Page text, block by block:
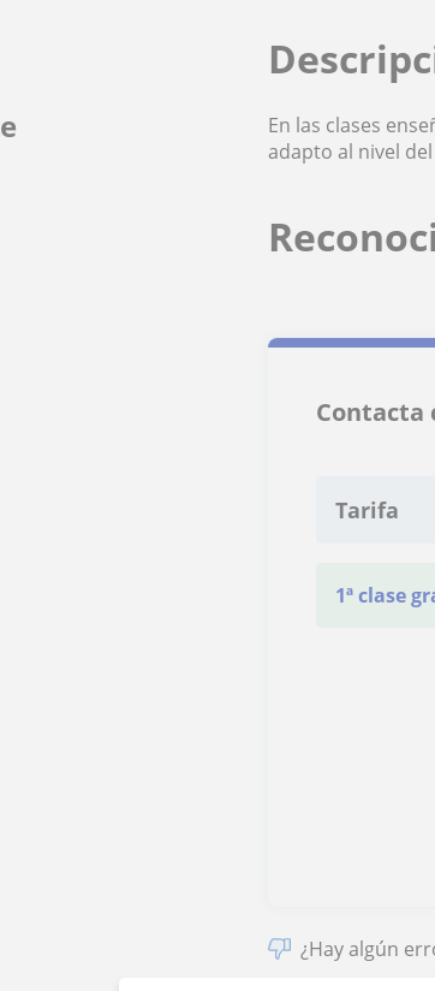
En las clases
adapto al nivel
Contacta
Tarifa
1ª clase
¿Hay algún